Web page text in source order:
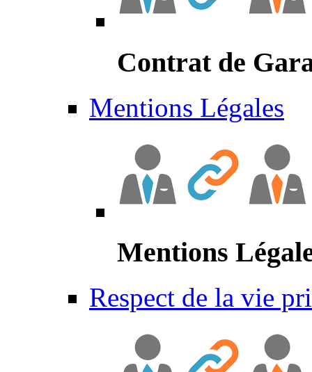
Contrat de
Mentions Légales
Mentions
Respect de la vie